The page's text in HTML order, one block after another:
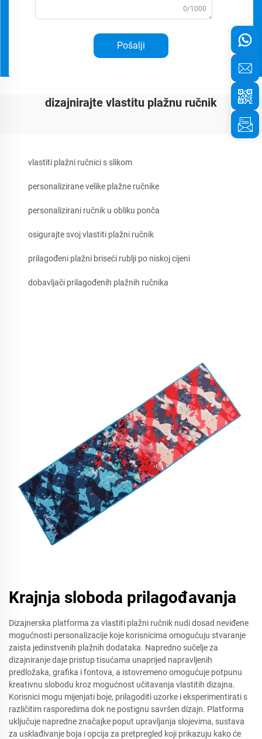
0/1000
Pošalji
dizajnirajte vlastitu plažnu ručnik
vlastiti plažni ručnici s slikom
personalizirane velike plažne ručnike
personalizirani ručnik u obliku ponča
osigurajte svoj vlastiti plažni ručnik
prilagođeni plažni briseći rublji po niskoj cijeni
dobavljači prilagođenih plažnih ručnika
Krajnja sloboda prilagođavanja
Dizajnerska platforma za vlastiti plažni ručnik nudi dosad neviđene
mogućnosti personalizacije koje korisnicima omogućuju stvaranje
zaista jedinstvenih plažnih dodataka. Napredno sučelje za
dizajniranje daje pristup tisućama unaprijed napravljenih
predložaka, grafika i fontova, a istovremeno omogućuje potpunu
kreativnu slobodu kroz mogućnost učitavanja vlastitih dizajna.
Korisnici mogu mijenjati boje, prilagoditi uzorke i eksperimentirati s
različitim rasporedima dok ne postignu savršen dizajn. Platforma
uključuje napredne značajke poput upravljanja slojevima, sustava
za usklađivanje boja i opcija za pretpregled koji prikazuju kako će